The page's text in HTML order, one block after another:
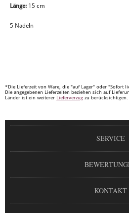
Länge: 15 cm
5 Nadeln
*Die Lieferzeit von Ware, die "auf Lager" oder "Sofort
Die angegebenen Lieferzeiten beziehen sich auf
Länder ist ein weiterer Lieferverzug zu berücksichtigen.
SERVICE
KONTAKT